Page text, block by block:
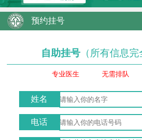
预约挂号
自助挂号 （所有信息完
专业医生 无需排队
姓名
电话